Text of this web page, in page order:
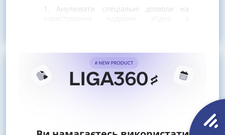
1. Анулювати спеціальні дозволи на